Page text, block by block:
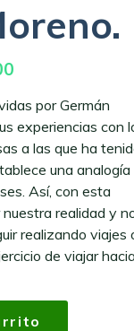
El
actual
es:
$43,900.00.
por Germán
experiencias con
a las que ha
una analogía
Así, con esta
realidad y
realizando viajes
de viajar